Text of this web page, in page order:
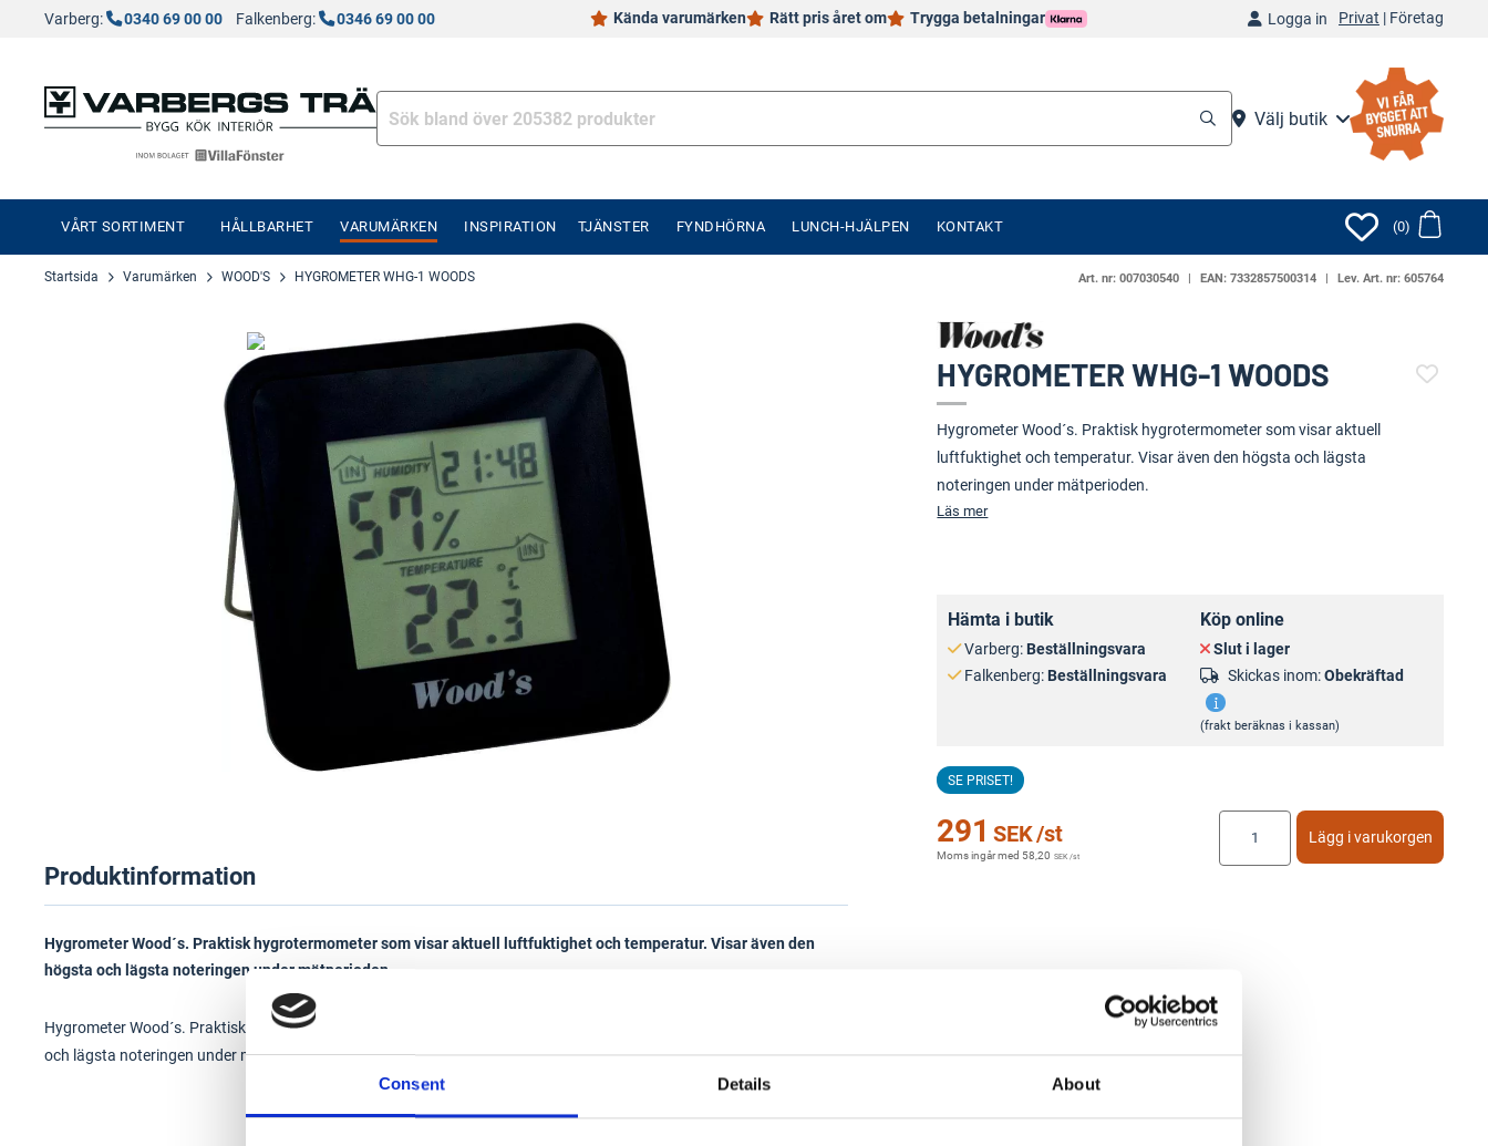
Consent Details About
Varberg: 0340 69 00 00 Falkenberg: 0346 69 00 00 Kända varumärken Rätt pris året om Trygga betalningar Logga in Privat | Företag
Välj butik
VÅRT SORTIMENT HÅLLBARHET VARUMÄRKEN INSPIRATION TJÄNSTER FYNDHÖRNA LUNCH-HJÄLPEN KONTAKT (0)
Startsida Varumärken WOOD'S HYGROMETER WHG-1 WOODS Art. nr: 007030540 EAN: 7332857500314 Lev. Art. nr: 605764
HYGROMETER WHG-1 WOODS
Hygrometer Wood´s. Praktisk hygrotermometer som visar aktuell
luftfuktighet och temperatur. Visar även den högsta och lägsta
noteringen under mätperioden.
Läs mer
Hämta i butik
Varberg: Beställningsvara
Falkenberg: Beställningsvara
Köp online
Slut i lager
Skickas inom:Obekräftad
(frakt beräknas i kassan)
SE PRISET!
291 SEK/st
Moms ingår med 58,20 SEK /st
Lägg i varukorgen
Produktinformation
Hygrometer Wood´s. Praktisk hygrotermometer som visar aktuell luftfuktighet och temperatur. Visar även den
högsta och lägsta noteringen under mätperioden.
Hygrometer Wood´s. Praktisk hygrotermometer som visar aktuell luftfuktighet och temperatur. Visar även den högsta
och lägsta noteringen under mätperioden.